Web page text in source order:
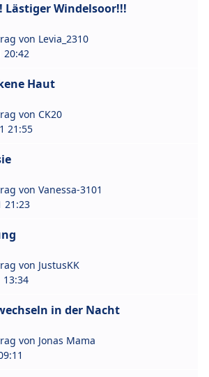
Lästiger Windelsoor!!!
von Levia_2310
20:42
Haut
von CK20
21:55
von Vanessa-3101
21:23
von JustusKK
13:34
in der Nacht
von Jonas Mama